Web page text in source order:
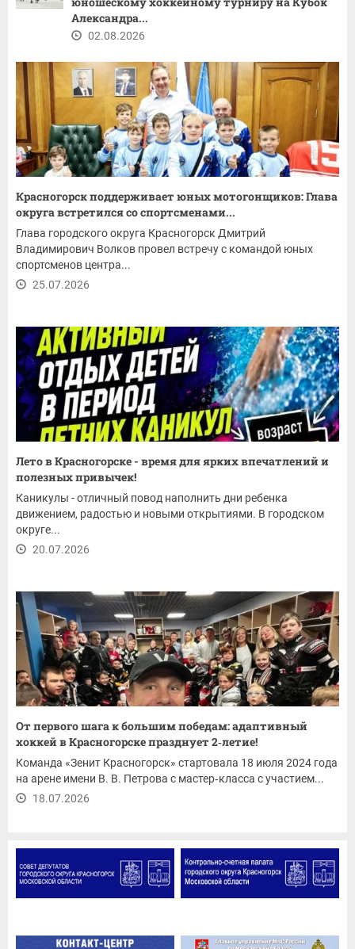
Александра...
02.08.2026
Красногорск поддерживает юных мотогонщиков: Глава
округа встретился со спортсменами...
Глава городского округа Красногорск Дмитрий
Владимирович Волков провел встречу с командой юных
спортсменов центра...
25.07.2026
Лето в Красногорске - время для ярких впечатлений и
полезных привычек!
Каникулы - отличный повод наполнить дни ребенка
движением, радостью и новыми открытиями. В городском
округе...
20.07.2026
От первого шага к большим победам: адаптивный
хоккей в Красногорске празднует 2‑летие!
Команда «Зенит Красногорск» стартовала 18 июля 2024 года
на арене имени В. В. Петрова с мастер‑класса с участием...
18.07.2026